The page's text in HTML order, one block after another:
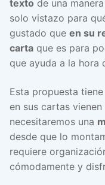
texto de una
solo vistazo para
gustado que en su
carta que es para
que ayuda a la hora
Esta propuesta tiene
en sus cartas vienen
necesitaremos una
desde que lo
requiere
cómodamente y